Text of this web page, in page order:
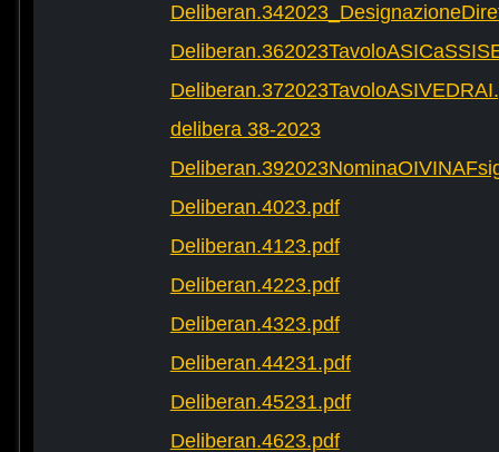
delibera 38-2023
Deliberan.4023.pdf
Deliberan.4123.pdf
Deliberan.4223.pdf
Deliberan.4323.pdf
Deliberan.44231.pdf
Deliberan.45231.pdf
Deliberan.4623.pdf